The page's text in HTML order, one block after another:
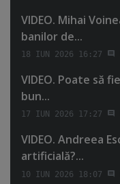
VIDEO. Mihai
banilor de...
18 IUN 2026 16:27
VIDEO. Poate să
bun...
17 IUN 2026 17:27
VIDEO. Andreea
artificială?...
10 IUN 2026 18:07